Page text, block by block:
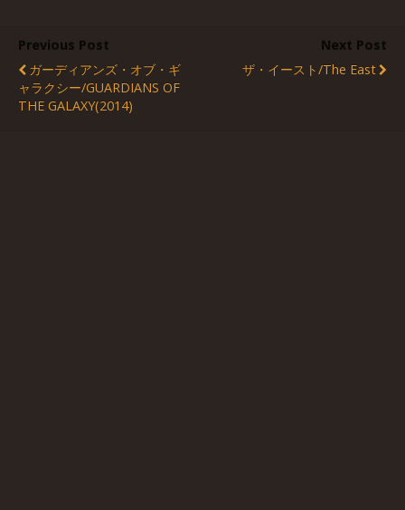
Previous Post
ガーディアンズ・オブ・ギ
ャラクシー/GUARDIANS OF
THE GALAXY(2014)
Next Post
ザ・イースト/The East